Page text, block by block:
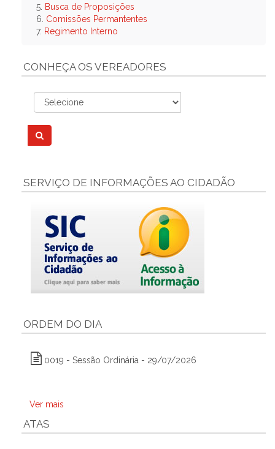
5. Busca de Proposições
6. Comissões Permantentes
7. Regimento Interno
CONHEÇA OS VEREADORES
SERVIÇO DE INFORMAÇÕES AO CIDADÃO
ORDEM DO DIA
0019 - Sessão Ordinária - 29/07/2026
Ver mais
ATAS